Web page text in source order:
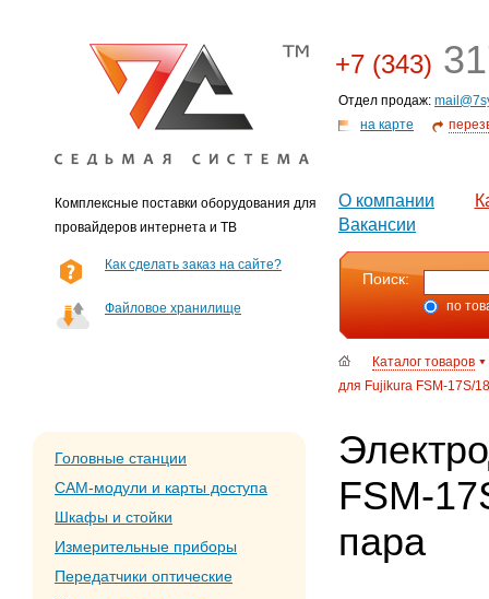
Комплексные поставки оборудования для
провайдеров интернета и ТВ
+7 (343)
Отдел продаж:
на карте
О компании
Вакансии
Как сделать заказ на сайте?
Файловое хранилище
Поиск:
по
Каталог товаров
для Fujikura FSM-17S/
Головные станции
CAM-модули и карты доступа
Шкафы и стойки
Измерительные приборы
Передатчики оптические
FSM-
пара